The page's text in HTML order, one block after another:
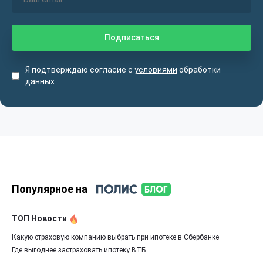
Я подтверждаю согласие с условиями обработки
данных
Популярное на
ТОП Новости
Какую страховую компанию выбрать при ипотеке в Сбербанке
Где выгоднее застраховать ипотеку ВТБ